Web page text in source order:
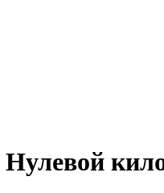
Нулевой